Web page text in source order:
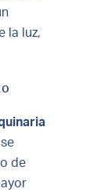
la luz,
de